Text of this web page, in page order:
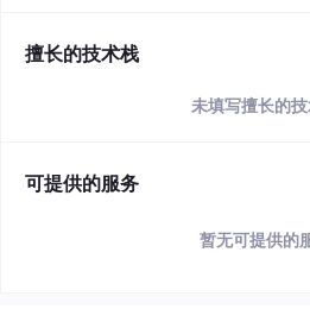
擅长的技术栈
未填写擅长的
可提供的服务
暂无可提供的